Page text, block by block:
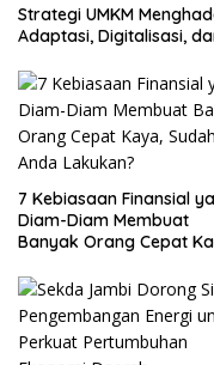
Strategi UMKM
Adaptasi, Digitalisasi,
7 Kebiasaan Finansial
Diam-Diam Membuat
Banyak Orang Cepat